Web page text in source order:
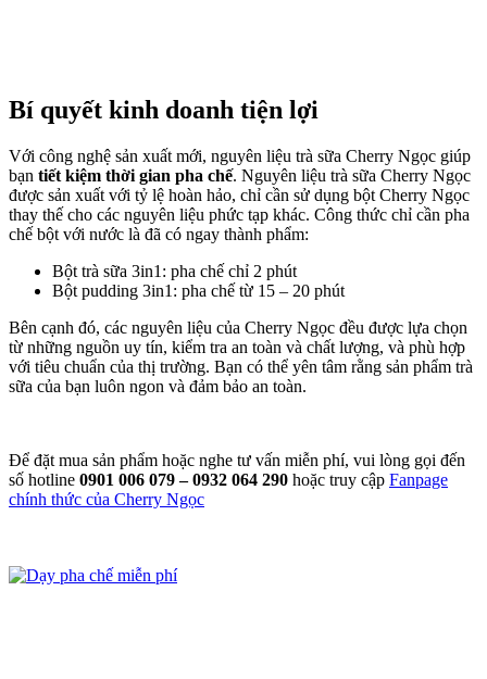
Bí quyết kinh doanh tiện lợi
Với công nghệ sản xuất mới, nguyên liệu trà sữa Cherry Ngọc giúp
bạn tiết kiệm thời gian pha chế. Nguyên liệu trà sữa Cherry Ngọc
được sản xuất với tỷ lệ hoàn hảo, chỉ cần sử dụng bột Cherry Ngọc
thay thế cho các nguyên liệu phức tạp khác. Công thức chỉ cần pha
chế bột với nước là đã có ngay thành phẩm:
Bột trà sữa 3in1: pha chế chỉ 2 phút
Bột pudding 3in1: pha chế từ 15 – 20 phút
Bên cạnh đó, các nguyên liệu của Cherry Ngọc đều được lựa chọn
từ những nguồn uy tín, kiểm tra an toàn và chất lượng, và phù hợp
với tiêu chuẩn của thị trường. Bạn có thể yên tâm rằng sản phẩm trà
sữa của bạn luôn ngon và đảm bảo an toàn.
Để đặt mua sản phẩm hoặc nghe tư vấn miễn phí, vui lòng gọi đến
số hotline 0901 006 079 – 0932 064 290 hoặc truy cập Fanpage
chính thức của Cherry Ngọc